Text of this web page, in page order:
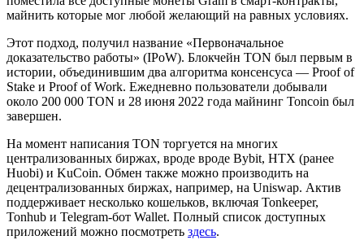
майнить которые мог любой желающий на равных условиях.
Этот подход, получил название «Первоначальное
доказательство работы» (IPoW). Блокчейн TON был первым в
истории, объединившим два алгоритма консенсуса — Proof of
Stake и Proof of Work. Ежедневно пользователи добывали
около 200 000 TON и 28 июня 2022 года майнинг Toncoin был
завершен.
На момент написания TON торгуется на многих
централизованных биржах, вроде вроде Bybit, HTX (ранее
Huobi) и KuCoin. Обмен также можно производить на
децентрализованных биржах, например, на Uniswap. Актив
поддерживает несколько кошельков, включая Tonkeeper,
Tonhub и Telegram-бот Wallet. Полный список доступных
приложений можно посмотреть здесь.